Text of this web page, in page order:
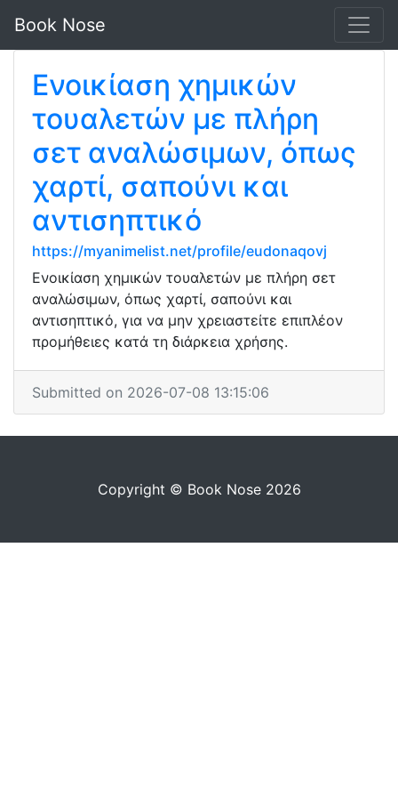
Book Nose
Ενοικίαση χημικών
τουαλετών με πλήρη
σετ αναλώσιμων, όπως
χαρτί, σαπούνι και
αντισηπτικό
https://myanimelist.net/profile/eudonaqovj
Ενοικίαση χημικών τουαλετών με πλήρη σετ
αναλώσιμων, όπως χαρτί, σαπούνι και
αντισηπτικό, για να μην χρειαστείτε επιπλέον
προμήθειες κατά τη διάρκεια χρήσης.
Submitted on 2026-07-08 13:15:06
Copyright © Book Nose 2026